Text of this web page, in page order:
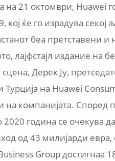
на 21 октомври, Huawei
ќе го израдува секој
беа претставени
лајфстајл издание на
Дерек Ју,
на Huawei
на компанијата. Според
2020 година се очекува
од 43 милијарди
Group достигнаа